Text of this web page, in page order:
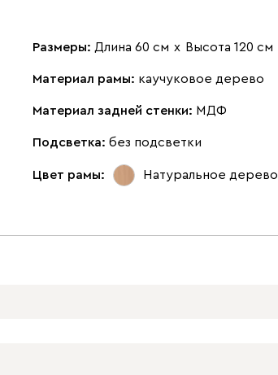
Размеры: Длина 60 см х Высота 120 см
Материал рамы: каучуковое дерево
Материал задней стенки: МДФ
Подсветка: без подсветки
Цвет рамы: Натуральное дерево